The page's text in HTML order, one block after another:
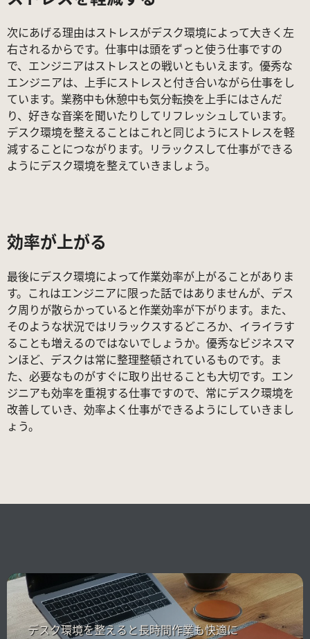
次にあげる理由はストレスがデスク環境によって大きく左
右されるからです。仕事中は頭をずっと使う仕事ですの
で、エンジニアはストレスとの戦いともいえます。優秀な
エンジニアは、上手にストレスと付き合いながら仕事をし
ています。業務中も休憩中も気分転換を上手にはさんだ
り、好きな音楽を聞いたりしてリフレッシュしています。
デスク環境を整えることはこれと同じようにストレスを軽
減することにつながります。リラックスして仕事ができる
ようにデスク環境を整えていきましょう。
効率が上がる
最後にデスク環境によって作業効率が上がることがありま
す。これはエンジニアに限った話ではありませんが、デス
ク周りが散らかっていると作業効率が下がります。また、
そのような状況ではリラックスするどころか、イライラす
ることも増えるのではないでしょうか。優秀なビジネスマ
ンほど、デスクは常に整理整頓されているものです。ま
た、必要なものがすぐに取り出せることも大切です。エン
ジニアも効率を重視する仕事ですので、常にデスク環境を
改善していき、効率よく仕事ができるようにしていきまし
ょう。
デスク環境を整えると長時間作業も快適に